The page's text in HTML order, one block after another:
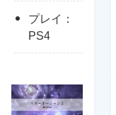
プレイ：
PS4